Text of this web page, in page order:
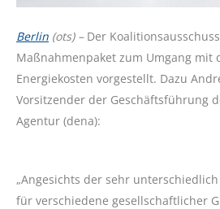
Berlin (ots) – Der
Maßnahmenpaket zum Umgang mit
Energiekosten vorgestellt. Dazu
Vorsitzender der Geschäftsführung
Agentur (dena):
„Angesichts der sehr
für verschiedene gesellschaftlicher